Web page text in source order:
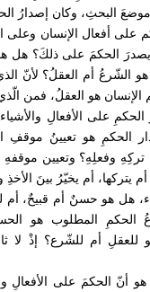
البحثِ، وكان إصدارُ
على أفعال الإنسان وعلى
الحكمَ على ذلكَ؟ هل
الشّرعُ أم العقلُ؟ لأنّ
هو العقلُ، فمن
على الأفعالِ
الحكمِ هو تعيينُ موقفِ
وفعلِهِ؟ وتعيين موقفهِ
أم يتركها، أم يخيّرُ بينَ
هل هو حسنٌ أم قبيحٌ، أم
الحكمِ المطلوب هو
للعقلِ أم للشّرع؟ إذْ لا
أنّ الحكمَ على الأفعالِ